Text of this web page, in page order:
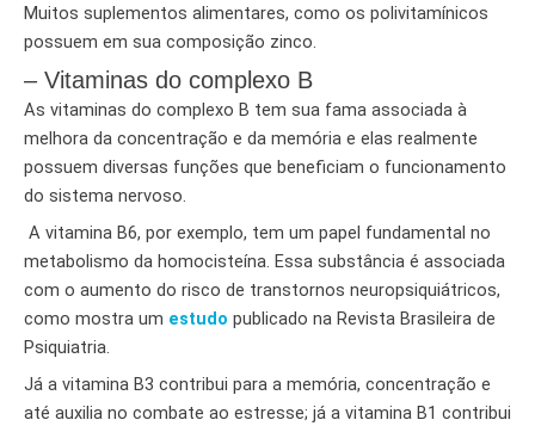
Muitos suplementos alimentares, como os polivitamínicos
possuem em sua composição zinco.
– Vitaminas do complexo B
As vitaminas do complexo B tem sua fama associada à
melhora da concentração e da memória e elas realmente
possuem diversas funções que beneficiam o funcionamento
do sistema nervoso.
A vitamina B6, por exemplo, tem um papel fundamental no
metabolismo da homocisteína. Essa substância é associada
com o aumento do risco de transtornos neuropsiquiátricos,
como mostra um estudo publicado na Revista Brasileira de
Psiquiatria.
Já a vitamina B3 contribui para a memória, concentração e
até auxilia no combate ao estresse; já a vitamina B1 contribui